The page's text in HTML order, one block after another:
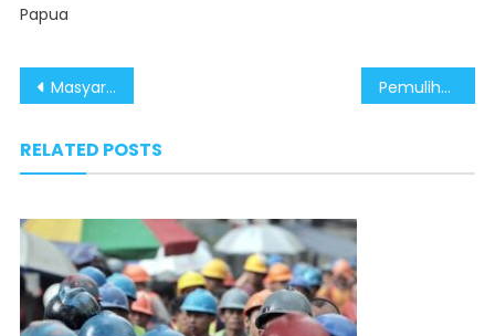
Papua
Post
Masyarakat Dukung Penuh Aksi Nyata Pemerintah Tumpas Judi Daring Pemulihan Distrik Oksop Menguatkan Komitmen Pemerintah untuk Papua
RELATED POSTS